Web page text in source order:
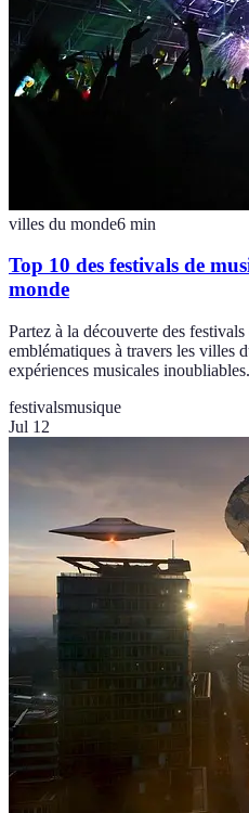
villes du monde6 min
Top 10 des festivals de
monde
Partez à la découverte des
emblématiques à travers les villes
expériences musicales inoubliables.
festivalsmusique
Jul 12